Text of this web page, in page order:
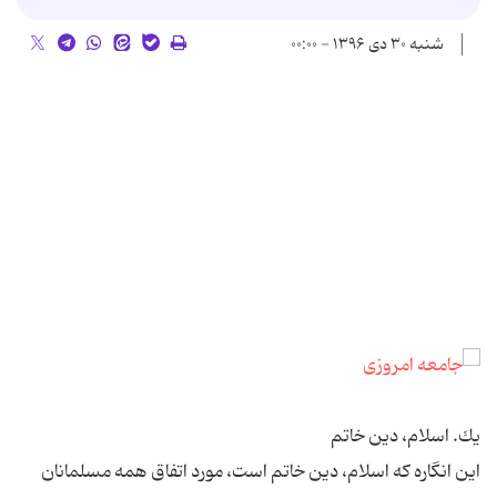
شنبه ۳۰ دی ۱۳۹۶ - ۰۰:۰۰
يك. اسلام، دين خاتم‏
اين انگاره كه اسلام، دين خاتم است، مورد اتفاق همه مسلمانان